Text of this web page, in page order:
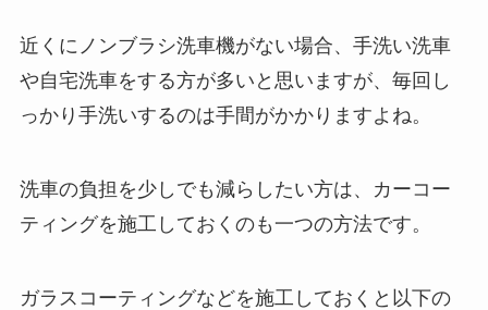
近くにノンブラシ洗車機がない場合、手洗い洗車
や自宅洗車をする方が多いと思いますが、毎回し
っかり手洗いするのは手間がかかりますよね。
洗車の負担を少しでも減らしたい方は、カーコー
ティングを施工しておくのも一つの方法です。
ガラスコーティングなどを施工しておくと以下の